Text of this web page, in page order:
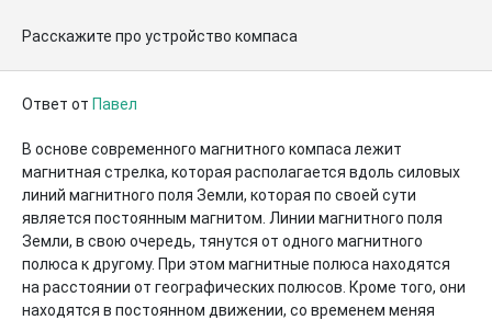
Расскажите про устройство компаса
Ответ от Павел
В основе современного магнитного компаса лежит
магнитная стрелка, которая располагается вдоль силовых
линий магнитного поля Земли, которая по своей сути
является постоянным магнитом. Линии магнитного поля
Земли, в свою очередь, тянутся от одного магнитного
полюса к другому. При этом магнитные полюса находятся
на расстоянии от географических полюсов. Кроме того, они
находятся в постоянном движении, со временем меняя